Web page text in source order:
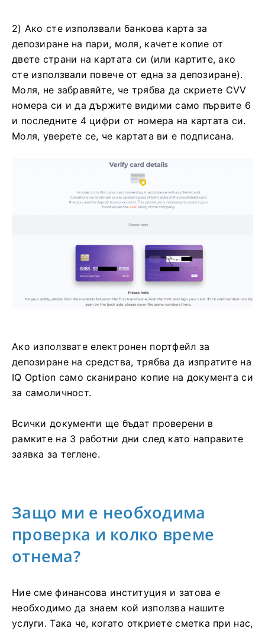
2) Ако сте използвали банкова карта за
депозиране на пари, моля, качете копие от
двете страни на картата си (или картите, ако
сте използвали повече от една за депозиране).
Моля, не забравяйте, че трябва да скриете CVV
номера си и да държите видими само първите 6
и последните 4 цифри от номера на картата си.
Моля, уверете се, че картата ви е подписана.
Ако използвате електронен портфейл за
депозиране на средства, трябва да изпратите на
IQ Option само сканирано копие на документа си
за самоличност.
Всички документи ще бъдат проверени в
рамките на 3 работни дни след като направите
заявка за теглене.
Защо ми е необходима
проверка и колко време
отнема?
Ние сме финансова институция и затова е
необходимо да знаем кой използва нашите
услуги. Така че, когато откриете сметка при нас,